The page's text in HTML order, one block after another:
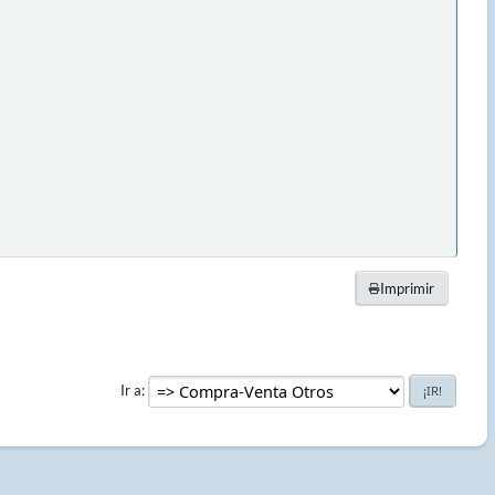
Imprimir
Ir a